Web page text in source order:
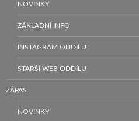
NOVINKY
ZÁKLADNÍ INFO
INSTAGRAM ODDILU
STARŠÍ WEB ODDÍLU
ZÁPAS
NOVINKY